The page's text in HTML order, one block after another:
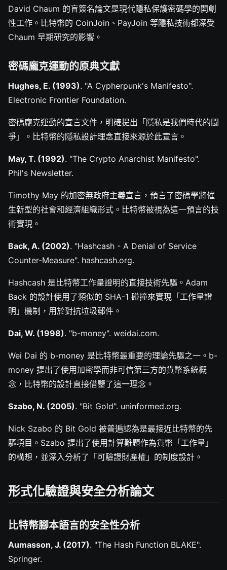
David Chaum 的盲簽名論文是現代隱私保護密碼學的開創
性工作。比特幣的 CoinJoin、PayJoin 等隱私技術都深受
Chaum 早期研究的影響。
密碼龐克運動的原典文獻
Hughes, E. (1993). "A Cypherpunk's Manifesto".
Electronic Frontier Foundation.
密碼龐克運動的宣言文件，明確提出「隱私是我們時代的闘
爭」。比特幣的隱私設計理念直接來源於此宣言。
May, T. (1992). "The Crypto Anarchist Manifesto".
Phil's Newsletter.
Timothy May 的加密無政府主義宣言，預言了密碼學將催
生新型的社會和經濟組織形式。比特幣被視為這一預言的技
術實現。
Back, A. (2002). "Hashcash - A Denial of Service
Counter-Measure". hashcash.org.
Hashcash 是比特幣工作量證明的直接技術先驅。Adam
Back 的設計使用了類似的 SHA-1 碰撞來實現「工作量證
明」機制，用於對抗垃圾郵件。
Dai, W. (1998). "b-money". weidai.com.
Wei Dai 的 b-money 是比特幣最重要的理論先驅之一。b-
money 提出了使用加密學而非可信第三方的貨幣系統概
念，比特幣的設計直接借鑒了這一理念。
Szabo, N. (2005). "Bit Gold". uninformed.org.
Nick Szabo 的 Bit Gold 被普遍認為是最接近比特幣的先
驅項目。Szabo 提出了使用計算難題作為貨幣「工作量」
的構想，並深入分析了「可驗證財產權」的制度設計。
形式化驗證與安全分析論文
比特幣腳本語言的安全性分析
Aumasson, J. (2017). "The Hash Function BLAKE".
Springer.